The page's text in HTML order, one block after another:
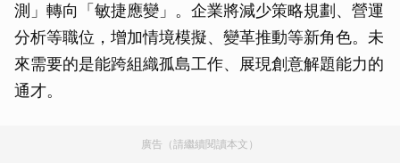
測」轉向「敏捷應變」。企業將減少策略規劃、營運
分析等職位，增加情境模擬、變革推動等新角色。未
來需要的是能跨組織孤島工作、展現創意解題能力的
通才。
廣告（請繼續閱讀本文）